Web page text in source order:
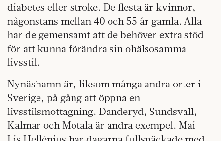
diabetes eller stroke. De flesta är kvinnor,
någonstans mellan 40 och 55 år gamla. Alla
har de gemensamt att de behöver extra stöd
för att kunna förändra sin ohälsosamma
livsstil.
Nynäshamn är, liksom många andra orter i
Sverige, på gång att öppna en
livsstilsmottagning. Danderyd, Sundsvall,
Kalmar och Motala är andra exempel. Mai-